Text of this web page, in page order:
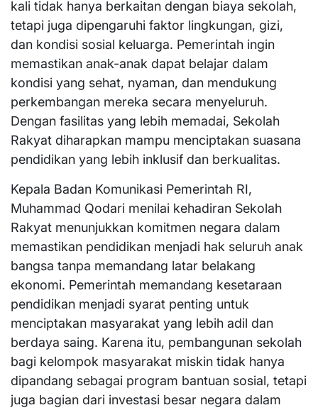
kali tidak hanya berkaitan dengan biaya sekolah,
tetapi juga dipengaruhi faktor lingkungan, gizi,
dan kondisi sosial keluarga. Pemerintah ingin
memastikan anak-anak dapat belajar dalam
kondisi yang sehat, nyaman, dan mendukung
perkembangan mereka secara menyeluruh.
Dengan fasilitas yang lebih memadai, Sekolah
Rakyat diharapkan mampu menciptakan suasana
pendidikan yang lebih inklusif dan berkualitas.
Kepala Badan Komunikasi Pemerintah RI,
Muhammad Qodari menilai kehadiran Sekolah
Rakyat menunjukkan komitmen negara dalam
memastikan pendidikan menjadi hak seluruh anak
bangsa tanpa memandang latar belakang
ekonomi. Pemerintah memandang kesetaraan
pendidikan menjadi syarat penting untuk
menciptakan masyarakat yang lebih adil dan
berdaya saing. Karena itu, pembangunan sekolah
bagi kelompok masyarakat miskin tidak hanya
dipandang sebagai program bantuan sosial, tetapi
juga bagian dari investasi besar negara dalam